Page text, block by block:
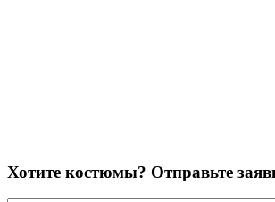
Хотите костюмы? Отправьте